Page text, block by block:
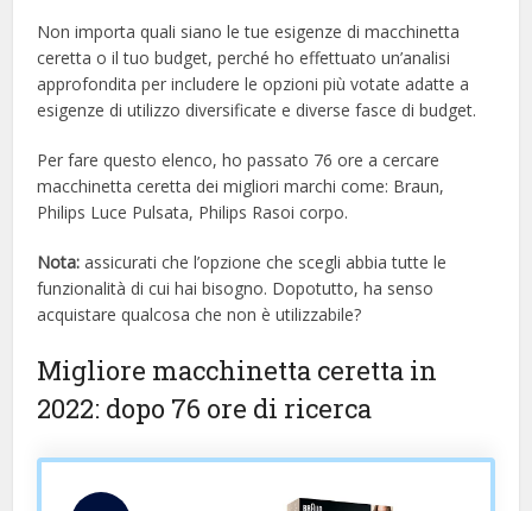
Non importa quali siano le tue esigenze di macchinetta
ceretta o il tuo budget, perché ho effettuato un’analisi
approfondita per includere le opzioni più votate adatte a
esigenze di utilizzo diversificate e diverse fasce di budget.
Per fare questo elenco, ho passato 76 ore a cercare
macchinetta ceretta dei migliori marchi come: Braun,
Philips Luce Pulsata, Philips Rasoi corpo.
Nota: assicurati che l’opzione che scegli abbia tutte le
funzionalità di cui hai bisogno. Dopotutto, ha senso
acquistare qualcosa che non è utilizzabile?
Migliore macchinetta ceretta in
2022: dopo 76 ore di ricerca